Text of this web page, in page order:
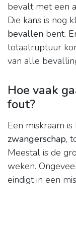
bevalt met een
Die kans is nog
bevallen bent.
totaalruptuur
van alle
Hoe vaak
fout?
Een miskraam
zwangerschap,
Meestal is de
weken.
eindigt in een